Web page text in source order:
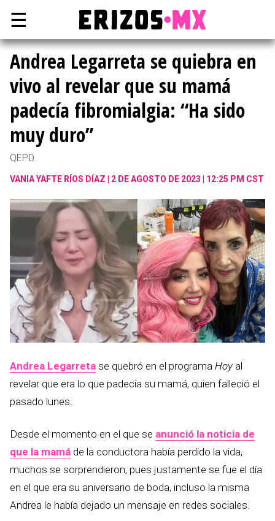
☰
Andrea Legarreta se quiebra en
vivo al revelar que su mamá
padecía fibromialgia: “Ha sido
muy duro”
QEPD.
VANIA YAFTE RÍOS DÍAZ 2 DE AGOSTO DE 2023 | 12:25 PM CST
Andrea Legarreta se quebró en el programa Hoy al
revelar que era lo que padecía su mamá, quien falleció el
pasado lunes.
Desde el momento en el que se anunció la noticia de
que la mamá de la conductora había perdido la vida,
muchos se sorprendieron, pues justamente se fue el día
en el que era su aniversario de boda, incluso la misma
Andrea le había dejado un mensaje en redes sociales.